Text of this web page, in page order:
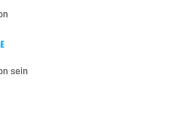
sein